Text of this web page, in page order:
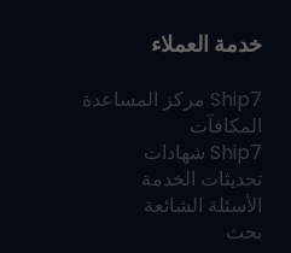
خدمة العملاء
Ship7 مركز المساعدة
المكافآت
Ship7 شهادات
تحديثات الخدمة
الأسئلة الشائعة
بحث